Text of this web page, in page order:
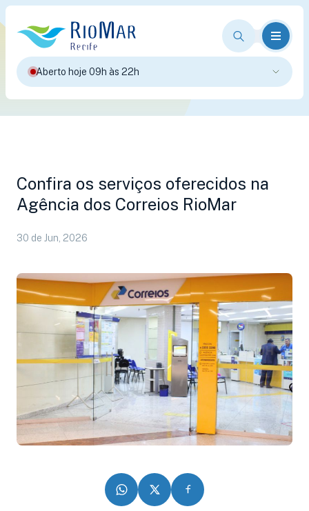
Aberto hoje 09h às 22h
Confira os serviços oferecidos na
Agência dos Correios RioMar
30 de Jun, 2026